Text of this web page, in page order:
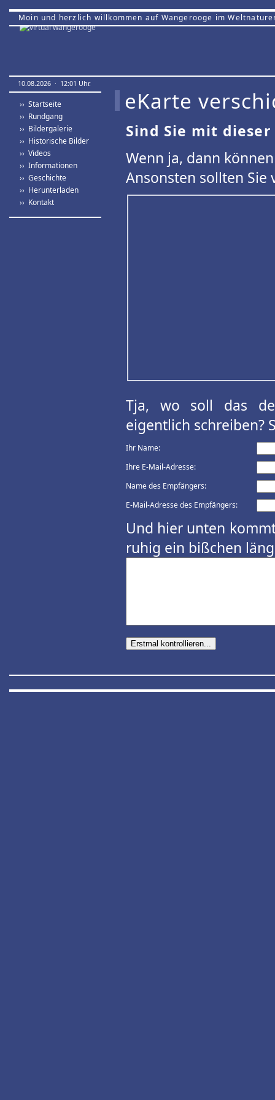
Moin und herzlich willkommen auf Wangerooge im
10.08.2026 · 12:01 Uhr.
›› Startseite
›› Rundgang
›› Bildergalerie
›› Historische Bilder
›› Videos
›› Informationen
›› Geschichte
›› Herunterladen
›› Kontakt
eKarte
Sind Sie mit
Wenn ja, dann
Ansonsten sollten
Tja, wo soll das
eigentlich schreiben?
Ihr Name:
Ihre E-Mail-Adresse:
Name des Empfängers:
E-Mail-Adresse des Empfängers:
Und hier unten
ruhig ein bißchen